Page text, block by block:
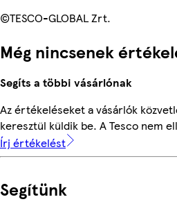
©TESCO-GLOBAL Zrt.
Még nincsenek
Segíts a többi vásárlónak
Az értékeléseket a vásárlók
keresztül küldik be. A Tesco nem
Írj értékelést
Segítünk